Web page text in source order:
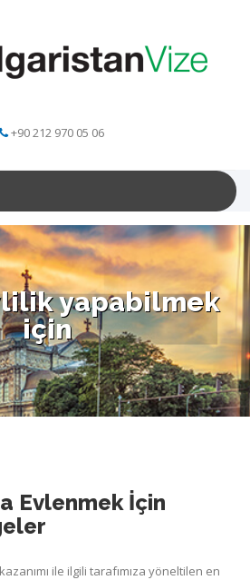
+90 212 970 05 06
yapabilmek
için
Evlenmek İçin
ile ilgili tarafımıza yöneltilen en